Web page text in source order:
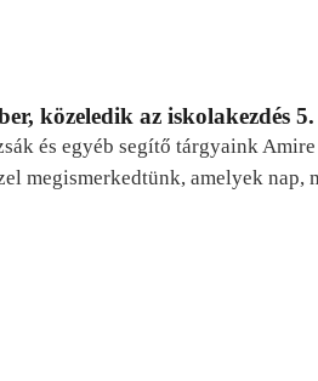
közeledik az iskolakezdés 5.
és egyéb segítő tárgyaink
megismerkedtünk, amelyek